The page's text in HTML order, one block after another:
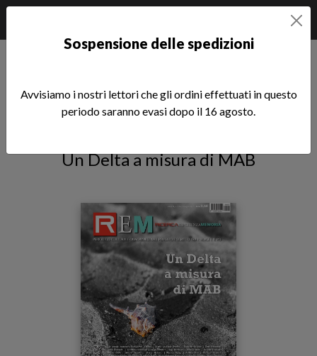
REM n. 1/2016 (pdf)
Un Delta a misura di MAB
Sospensione delle spedizioni
Avvisiamo i nostri lettori che gli ordini effettuati in questo
periodo saranno evasi dopo il 16 agosto.